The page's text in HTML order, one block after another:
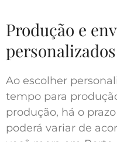
Produção e
personalizados
Ao escolher
tempo para
produção, há o
poderá variar de